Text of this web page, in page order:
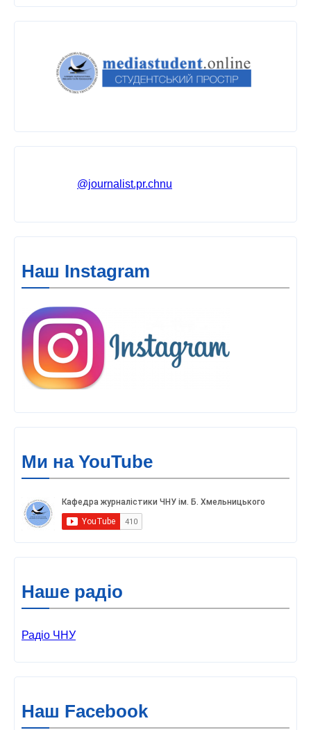
@journalist.pr.chnu
Наш Instagram
Ми на YouTube
Наше радіо
Радіо ЧНУ
Наш Facebook